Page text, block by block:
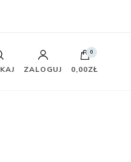
ZALOGUJ
0
0,00ZŁ